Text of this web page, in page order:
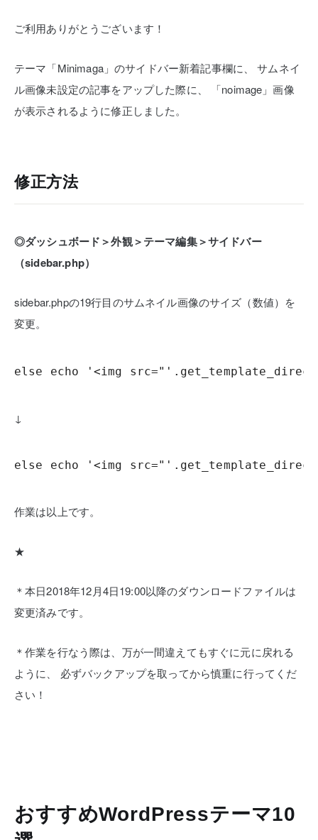
ご利用ありがとうございます！
テーマ「Minimaga」のサイドバー新着記事欄に、
サムネイ
ル画像未設定の記事をアップした際に、
「noimage」画像
が表示されるように修正しました。
修正方法
◎ダッシュボード＞外観＞テーマ編集＞サイドバー
（sidebar.php）
sidebar.phpの19行目のサムネイル画像のサイズ（数値）を
変更。
else echo '<img
↓
else echo '<img
作業は以上です。
★
＊本日2018年12月4日19:00以降のダウンロードファイルは
変更済みです。
＊作業を行なう際は、万が一間違えてもすぐに元に戻れる
ように、
必ずバックアップを取ってから慎重に行ってくだ
さい！
おすすめWordPressテーマ10